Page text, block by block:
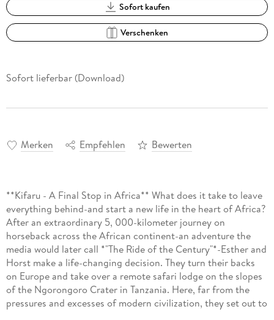
Sofort kaufen
Verschenken
Sofort lieferbar (Download)
Merken Empfehlen Bewerten
**Kifaru - A Final Stop in Africa** What does it take to leave
everything behind-and start a new life in the heart of Africa?
After an extraordinary 5, 000-kilometer journey on
horseback across the African continent-an adventure the
media would later call *"The Ride of the Century"*-Esther and
Horst make a life-changing decision. They turn their backs
on Europe and take over a remote safari lodge on the slopes
of the Ngorongoro Crater in Tanzania. Here, far from the
pressures and excesses of modern civilization, they set out to